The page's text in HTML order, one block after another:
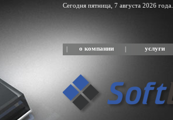
Сегодня пятница, 7 августа 2026
о компании услуги